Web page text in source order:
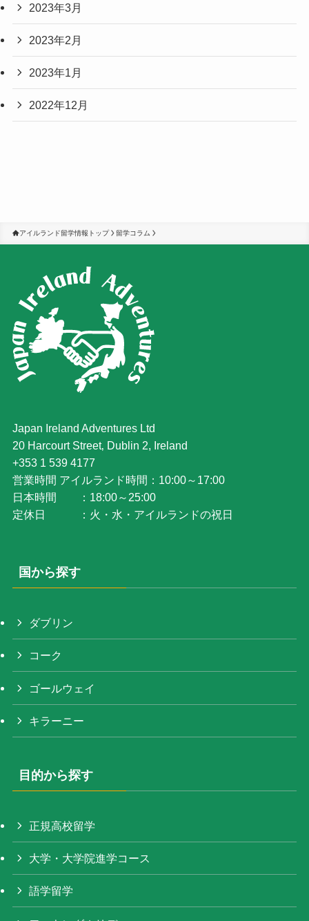
2023年3月
2023年2月
2023年1月
2022年12月
アイルランド留学情報トップ 留学コラム
Japan Ireland Adventures Ltd
20 Harcourt Street‚ Dublin 2, Ireland
+353 1 539 4177
営業時間 アイルランド時間：10:00～17:00
日本時間 ：18:00～25:00
定休日 ：火・水・アイルランドの祝日
国から探す
ダブリン
コーク
ゴールウェイ
キラーニー
目的から探す
正規高校留学
大学・大学院進学コース
語学留学